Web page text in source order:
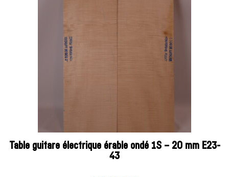
Table guitare électrique érable ondé 1S – 20 mm E23-
43